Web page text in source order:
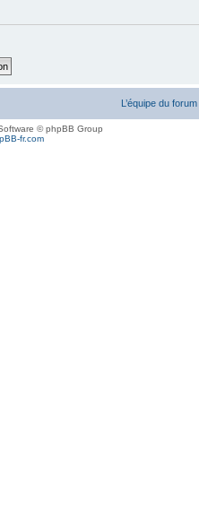
L’équipe du forum
© phpBB Group
fr.com